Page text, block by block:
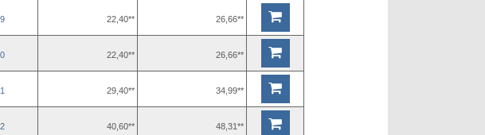
22,40** 26,66**
22,40** 26,66**
29,40** 34,99**
40,60** 48,31**